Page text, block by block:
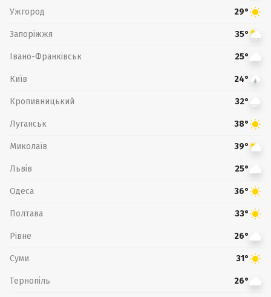
Ужгород 29°
Запоріжжя 35°
Івано-Франківськ 25°
Київ 24°
Кропивницький 32°
Луганськ 38°
Миколаїв 39°
Львів 25°
Одеса 36°
Полтава 33°
Рівне 26°
Суми 31°
Тернопіль 26°